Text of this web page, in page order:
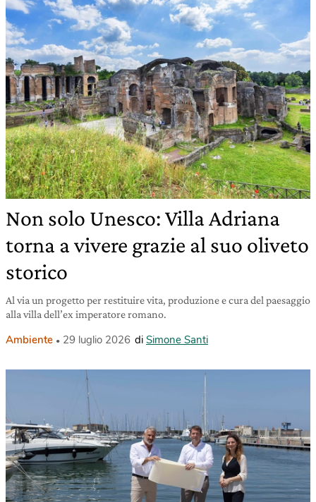
Non solo Unesco: Villa Adriana
torna a vivere grazie al suo oliveto
storico
Al via un progetto per restituire vita, produzione e cura del paesaggio
alla villa dell’ex imperatore romano.
Ambiente 29 luglio 2026 di Simone Santi